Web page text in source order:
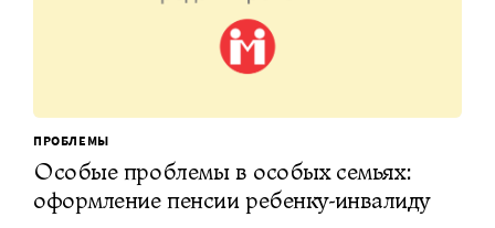
ПРОБЛЕМЫ
Особые проблемы в особых семьях:
оформление пенсии ребенку-инвалиду